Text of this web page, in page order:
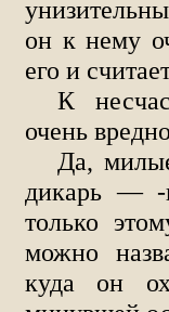
он к нему
его и
К
очень
Да,
дикарь — -
только
можно
куда он